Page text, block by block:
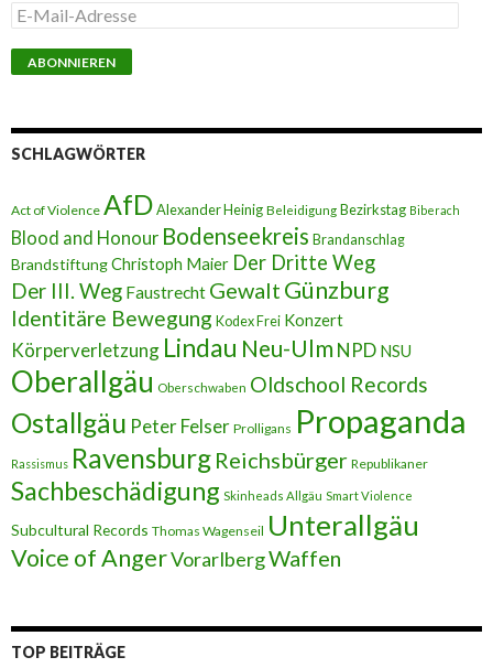
E
-
M
a
-
A
e
s
s
e
SCHLAGWÖRTER
Act of Violence AfDAlexander Heinig Beleidigung Bezirkstag Biberach
Blood and Honour Bodenseekreis Brandanschlag
BrandstiftungChristoph Maier Der Dritte Weg
Der III. Weg Faustrecht Gewalt Günzburg
Identitäre Bewegung Kodex Frei Konzert
Körperverletzung Lindau Neu-Ulm NPD NSU
Oberallgäu Oberschwaben Oldschool Records
Ostallgäu Peter Felser Prolligans Propaganda
Rassismus Ravensburg Reichsbürger Republikaner
Sachbeschädigung Skinheads Allgäu Smart Violence
Subcultural Records Thomas Wagenseil Unterallgäu
Voice of AngerVorarlbergWaffen
TOP BEITRÄGE